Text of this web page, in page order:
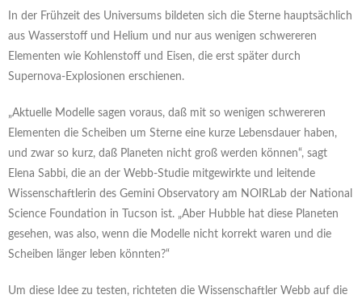
In der Frühzeit des Universums bildeten sich die Sterne hauptsächlich
aus Wasserstoff und Helium und nur aus wenigen schwereren
Elementen wie Kohlenstoff und Eisen, die erst später durch
Supernova-Explosionen erschienen.
„Aktuelle Modelle sagen voraus, daß mit so wenigen schwereren
Elementen die Scheiben um Sterne eine kurze Lebensdauer haben,
und zwar so kurz, daß Planeten nicht groß werden können“, sagt
Elena Sabbi, die an der Webb-Studie mitgewirkte und leitende
Wissenschaftlerin des Gemini Observatory am NOIRLab der National
Science Foundation in Tucson ist. „Aber Hubble hat diese Planeten
gesehen, was also, wenn die Modelle nicht korrekt waren und die
Scheiben länger leben könnten?“
Um diese Idee zu testen, richteten die Wissenschaftler Webb auf die